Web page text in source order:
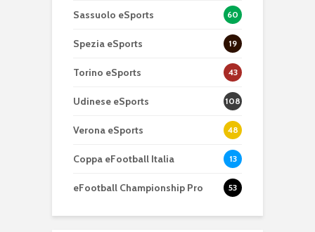
Sassuolo eSports 60
Spezia eSports 19
Torino eSports 43
Udinese eSports 108
Verona eSports 48
Coppa eFootball Italia 13
eFootball Championship Pro 53